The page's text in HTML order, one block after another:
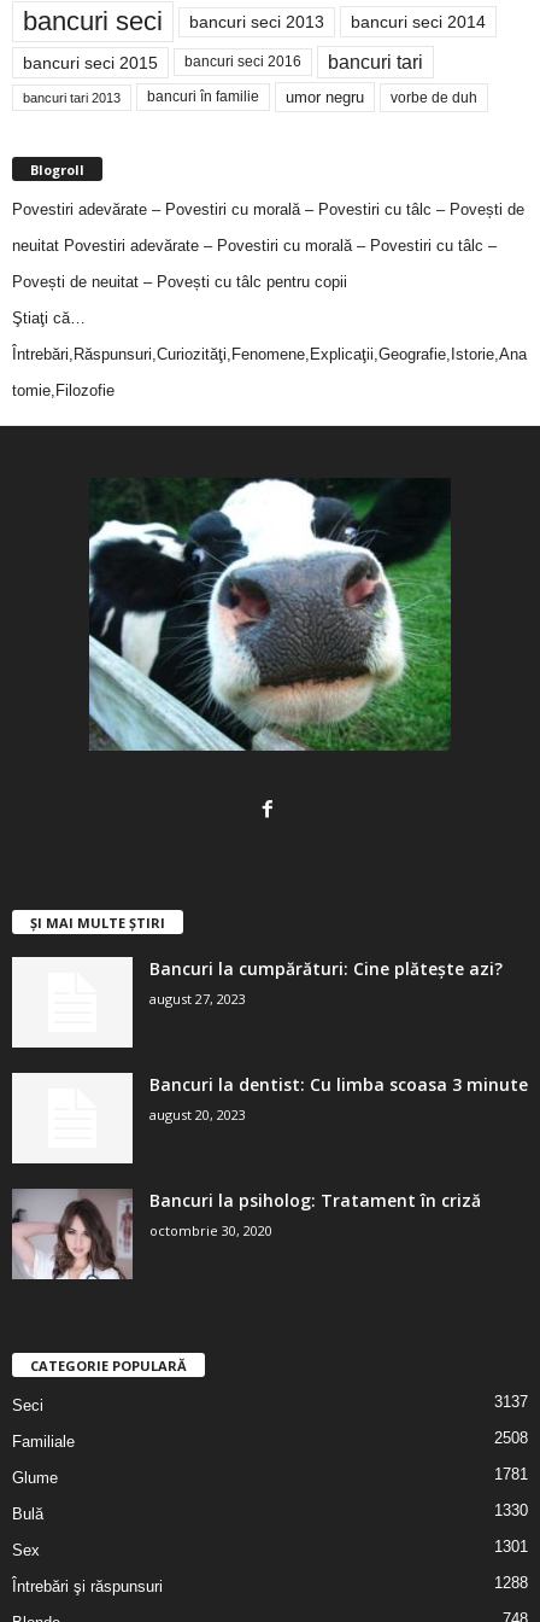
bancuri seci bancuri seci 2013 bancuri seci 2014
bancuri seci 2015 bancuri seci 2016 bancuri tari
bancuri tari 2013 bancuri în familie umor negru vorbe de duh
Blogroll
Povestiri adevărate – Povestiri cu morală – Povestiri cu tâlc – Povești de
neuitat Povestiri adevărate – Povestiri cu morală – Povestiri cu tâlc –
Povești de neuitat – Povești cu tâlc pentru copii
Ştiaţi că…
Întrebări,Răspunsuri,Curiozităţi,Fenomene,Explicaţii,Geografie,Istorie,Ana
tomie,Filozofie
ȘI MAI MULTE ȘTIRI
Bancuri la cumpărături: Cine plătește azi?
august 27, 2023
Bancuri la dentist: Cu limba scoasa 3 minute
august 20, 2023
Bancuri la psiholog: Tratament în criză
octombrie 30, 2020
CATEGORIE POPULARĂ
Seci 3137
Familiale 2508
Glume 1781
Bulă 1330
Sex 1301
Întrebări şi răspunsuri 1288